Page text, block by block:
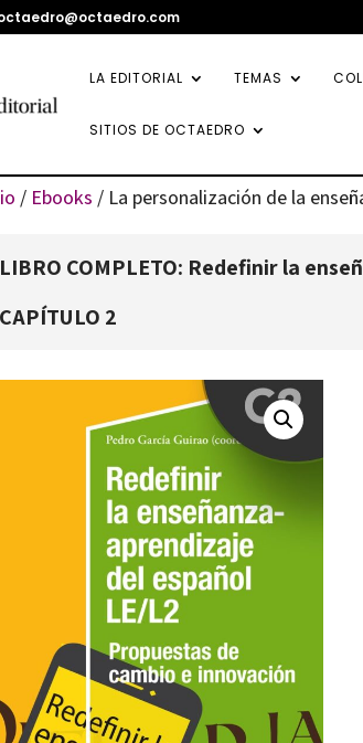
LA EDITORIAL TEMAS
SITIOS DE OCTAEDRO
/ Ebooks / La personalización de la
LIBRO COMPLETO: Redefinir la
CAPÍTULO 2